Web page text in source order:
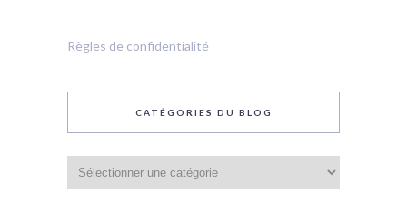
Règles de confidentialité
CATÉGORIES DU BLOG
du
blog